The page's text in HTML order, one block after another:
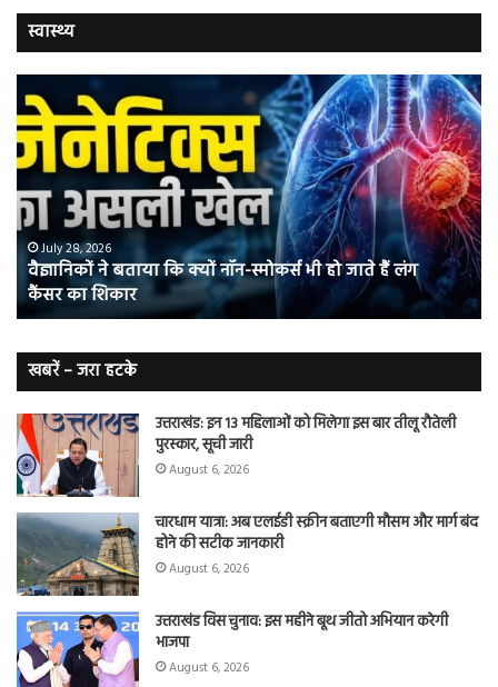
स्वास्थ्य
ने
बताया
कि
क्यों
नॉन-
स्मोकर्स
भी
जाते
हैं
कैंसर का
शिकार
July 28, 2026
वैज्ञानिकों ने बताया कि क्यों नॉन-स्मोकर्स भी हो जाते हैं लंग
कैंसर का शिकार
में
की
खबरें – जरा हटके
उत्तराखंड: इन 13 महिलाओं को मिलेगा इस बार तीलू रौतेली
पुरस्कार, सूची जारी
August 6, 2026
चारधाम यात्रा: अब एलईडी स्क्रीन बताएगी मौसम और मार्ग बंद
होने की सटीक जानकारी
August 6, 2026
उत्तराखंड विस चुनाव: इस महीने बूथ जीतो अभियान करेगी
भाजपा
August 6, 2026